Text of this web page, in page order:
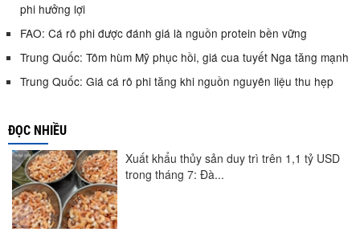
phi hưởng lợi
FAO: Cá rô phi được đánh giá là nguồn protein bền vững
Trung Quốc: Tôm hùm Mỹ phục hồi, giá cua tuyết Nga tăng mạnh
Trung Quốc: Giá cá rô phi tăng khi nguồn nguyên liệu thu hẹp
ĐỌC NHIỀU
Xuất khẩu thủy sản duy trì trên 1,1 tỷ USD
trong tháng 7: Đà...